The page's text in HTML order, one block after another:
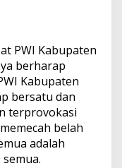
PWI Kabupaten
berharap
Kabupaten
bersatu dan
terprovokasi
belah
adalah